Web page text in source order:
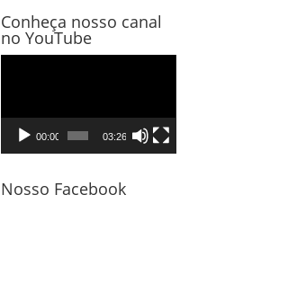
Conheça nosso canal
no YouTube
vídeo
00:00 03:26
Nosso Facebook